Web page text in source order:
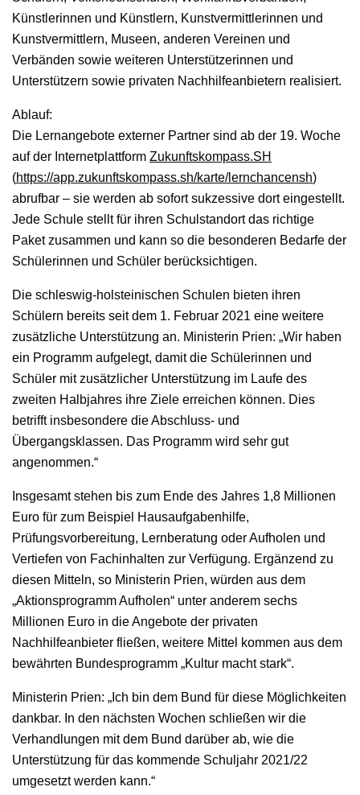
Künstlerinnen und Künstlern, Kunstvermittlerinnen und
Kunstvermittlern, Museen, anderen Vereinen und
Verbänden sowie weiteren Unterstützerinnen und
Unterstützern sowie privaten Nachhilfeanbietern realisiert.
Ablauf:
Die Lernangebote externer Partner sind ab der 19. Woche
auf der Internetplattform Zukunftskompass.SH
(https://app.zukunftskompass.sh/karte/lernchancensh)
abrufbar – sie werden ab sofort sukzessive dort eingestellt.
Jede Schule stellt für ihren Schulstandort das richtige
Paket zusammen und kann so die besonderen Bedarfe der
Schülerinnen und Schüler berücksichtigen.
Die schleswig-holsteinischen Schulen bieten ihren
Schülern bereits seit dem 1. Februar 2021 eine weitere
zusätzliche Unterstützung an. Ministerin Prien: „Wir haben
ein Programm aufgelegt, damit die Schülerinnen und
Schüler mit zusätzlicher Unterstützung im Laufe des
zweiten Halbjahres ihre Ziele erreichen können. Dies
betrifft insbesondere die Abschluss- und
Übergangsklassen. Das Programm wird sehr gut
angenommen.“
Insgesamt stehen bis zum Ende des Jahres 1,8 Millionen
Euro für zum Beispiel Hausaufgabenhilfe,
Prüfungsvorbereitung, Lernberatung oder Aufholen und
Vertiefen von Fachinhalten zur Verfügung. Ergänzend zu
diesen Mitteln, so Ministerin Prien, würden aus dem
„Aktionsprogramm Aufholen“ unter anderem sechs
Millionen Euro in die Angebote der privaten
Nachhilfeanbieter fließen, weitere Mittel kommen aus dem
bewährten Bundesprogramm „Kultur macht stark“.
Ministerin Prien: „Ich bin dem Bund für diese Möglichkeiten
dankbar. In den nächsten Wochen schließen wir die
Verhandlungen mit dem Bund darüber ab, wie die
Unterstützung für das kommende Schuljahr 2021/22
umgesetzt werden kann.“